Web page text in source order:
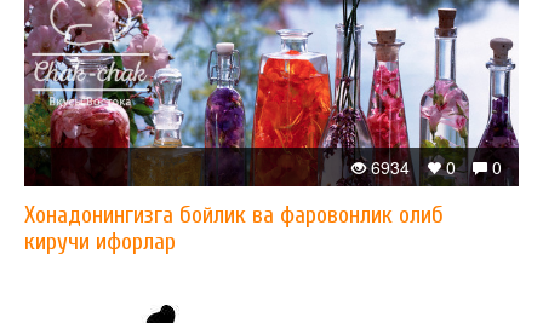
0
0
6934
​Хонадонингизга бойлик ва фаровонлик олиб
киручи ифорлар